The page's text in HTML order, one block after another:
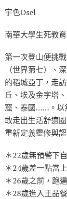
宇色Osel
南華大學生死教
第一次登山便挑
（世界第七）、
的稻城亞丁，走
丘、埃及金字塔
窟、泰國……。以
敢走出生活舒適
重新定義靈修與
＊22歲無預警下
＊24歲差一點當
＊26歲之前，跑
＊28歲進入王品